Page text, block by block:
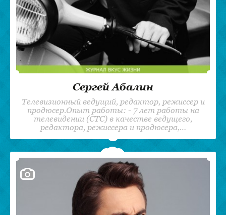
Сергей Абалин
Телевизионный ведущий, редактор, режиссер и
продюсер.Опыт работы: - 7 лет работы на
телевидении (СТС) в качестве ведущего,
редактора, режиссера и продюсера,…